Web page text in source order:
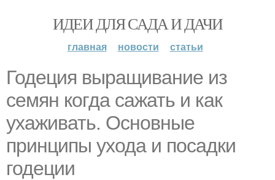
ИДЕИ ДЛЯ САДА И ДАЧИ
главная новости статьи
Годеция выращивание из
семян когда сажать и как
ухаживать. Основные
принципы ухода и посадки
годеции